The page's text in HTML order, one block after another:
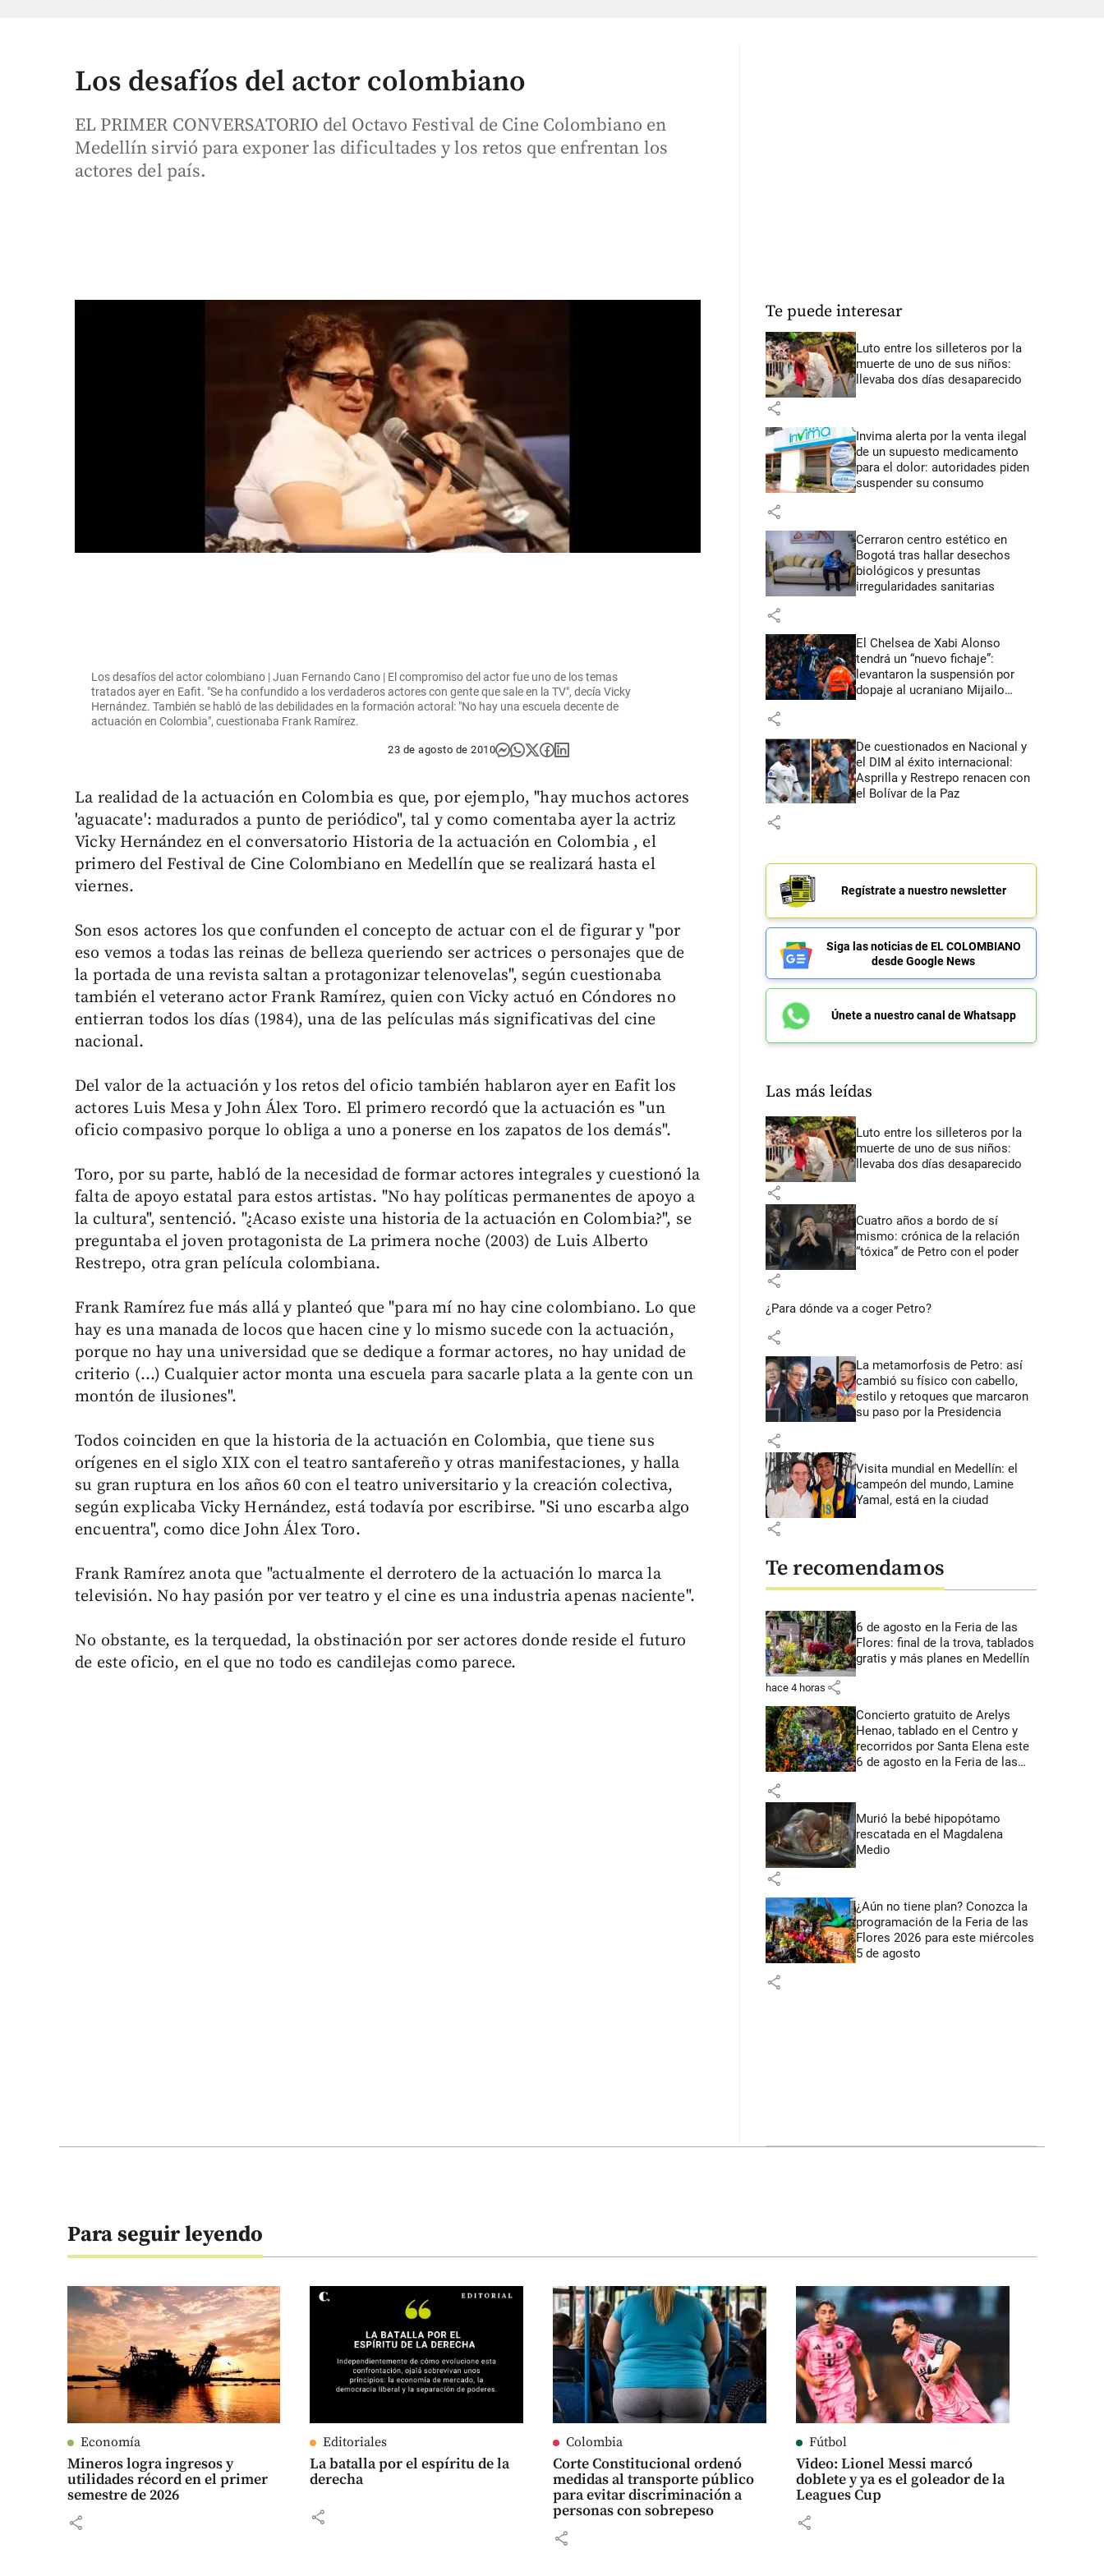
Los desafíos del actor colombiano
EL PRIMER CONVERSATORIO del Octavo Festival de Cine Colombiano en
Medellín sirvió para exponer las dificultades y los retos que enfrentan los
actores del país.
Los desafíos del actor colombiano | Juan Fernando Cano | El compromiso del actor fue uno de los temas
tratados ayer en Eafit. "Se ha confundido a los verdaderos actores con gente que sale en la TV", decía Vicky
Hernández. También se habló de las debilidades en la formación actoral: "No hay una escuela decente de
actuación en Colombia", cuestionaba Frank Ramírez.
23 de agosto de 2010
La realidad de la actuación en Colombia es que, por ejemplo, "hay muchos actores
'aguacate': madurados a punto de periódico", tal y como comentaba ayer la actriz
Vicky Hernández en el conversatorio Historia de la actuación en Colombia , el
primero del Festival de Cine Colombiano en Medellín que se realizará hasta el
viernes.
Son esos actores los que confunden el concepto de actuar con el de figurar y "por
eso vemos a todas las reinas de belleza queriendo ser actrices o personajes que de
la portada de una revista saltan a protagonizar telenovelas", según cuestionaba
también el veterano actor Frank Ramírez, quien con Vicky actuó en Cóndores no
entierran todos los días (1984), una de las películas más significativas del cine
nacional.
Del valor de la actuación y los retos del oficio también hablaron ayer en Eafit los
actores Luis Mesa y John Álex Toro. El primero recordó que la actuación es "un
oficio compasivo porque lo obliga a uno a ponerse en los zapatos de los demás".
Toro, por su parte, habló de la necesidad de formar actores integrales y cuestionó la
falta de apoyo estatal para estos artistas. "No hay políticas permanentes de apoyo a
la cultura", sentenció. "¿Acaso existe una historia de la actuación en Colombia?", se
preguntaba el joven protagonista de La primera noche (2003) de Luis Alberto
Restrepo, otra gran película colombiana.
Frank Ramírez fue más allá y planteó que "para mí no hay cine colombiano. Lo que
hay es una manada de locos que hacen cine y lo mismo sucede con la actuación,
porque no hay una universidad que se dedique a formar actores, no hay unidad de
criterio (...) Cualquier actor monta una escuela para sacarle plata a la gente con un
montón de ilusiones".
Todos coinciden en que la historia de la actuación en Colombia, que tiene sus
orígenes en el siglo XIX con el teatro santafereño y otras manifestaciones, y halla
su gran ruptura en los años 60 con el teatro universitario y la creación colectiva,
según explicaba Vicky Hernández, está todavía por escribirse. "Si uno escarba algo
encuentra", como dice John Álex Toro.
Frank Ramírez anota que "actualmente el derrotero de la actuación lo marca la
televisión. No hay pasión por ver teatro y el cine es una industria apenas naciente".
No obstante, es la terquedad, la obstinación por ser actores donde reside el futuro
de este oficio, en el que no todo es candilejas como parece.
Te puede interesar
Luto entre los silleteros por la
muerte de uno de sus niños:
llevaba dos días desaparecido
share
Invima alerta por la venta ilegal
de un supuesto medicamento
para el dolor: autoridades piden
suspender su consumo
share
Cerraron centro estético en
Bogotá tras hallar desechos
biológicos y presuntas
irregularidades sanitarias
share
El Chelsea de Xabi Alonso
tendrá un “nuevo fichaje”:
levantaron la suspensión por
dopaje al ucraniano Mijailo
share
De cuestionados en Nacional y
el DIM al éxito internacional:
Asprilla y Restrepo renacen con
el Bolívar de la Paz
share
Regístrate a nuestro newsletter
Siga las noticias de EL COLOMBIANO
desde Google News
Únete a nuestro canal de Whatsapp
Las más leídas
Luto entre los silleteros por la
muerte de uno de sus niños:
llevaba dos días desaparecido
share
Cuatro años a bordo de sí
mismo: crónica de la relación
“tóxica” de Petro con el poder
share
¿Para dónde va a coger Petro?
share
La metamorfosis de Petro: así
cambió su físico con cabello,
estilo y retoques que marcaron
su paso por la Presidencia
share
Visita mundial en Medellín: el
campeón del mundo, Lamine
Yamal, está en la ciudad
share
Te recomendamos
6 de agosto en la Feria de las
Flores: final de la trova, tablados
gratis y más planes en Medellín
hace 4 horas share
Concierto gratuito de Arelys
Henao, tablado en el Centro y
recorridos por Santa Elena este
6 de agosto en la Feria de las
share
Murió la bebé hipopótamo
rescatada en el Magdalena
Medio
share
¿Aún no tiene plan? Conozca la
programación de la Feria de las
Flores 2026 para este miércoles
5 de agosto
share
Para seguir leyendo
Economía
Mineros logra ingresos y
utilidades récord en el primer
semestre de 2026
share
Editoriales
La batalla por el espíritu de la
derecha
share
Colombia
Corte Constitucional ordenó
medidas al transporte público
para evitar discriminación a
personas con sobrepeso
share
Fútbol
Video: Lionel Messi marcó
doblete y ya es el goleador de la
Leagues Cup
share